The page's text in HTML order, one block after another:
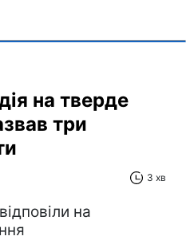
на тверде
три
3 хв
на